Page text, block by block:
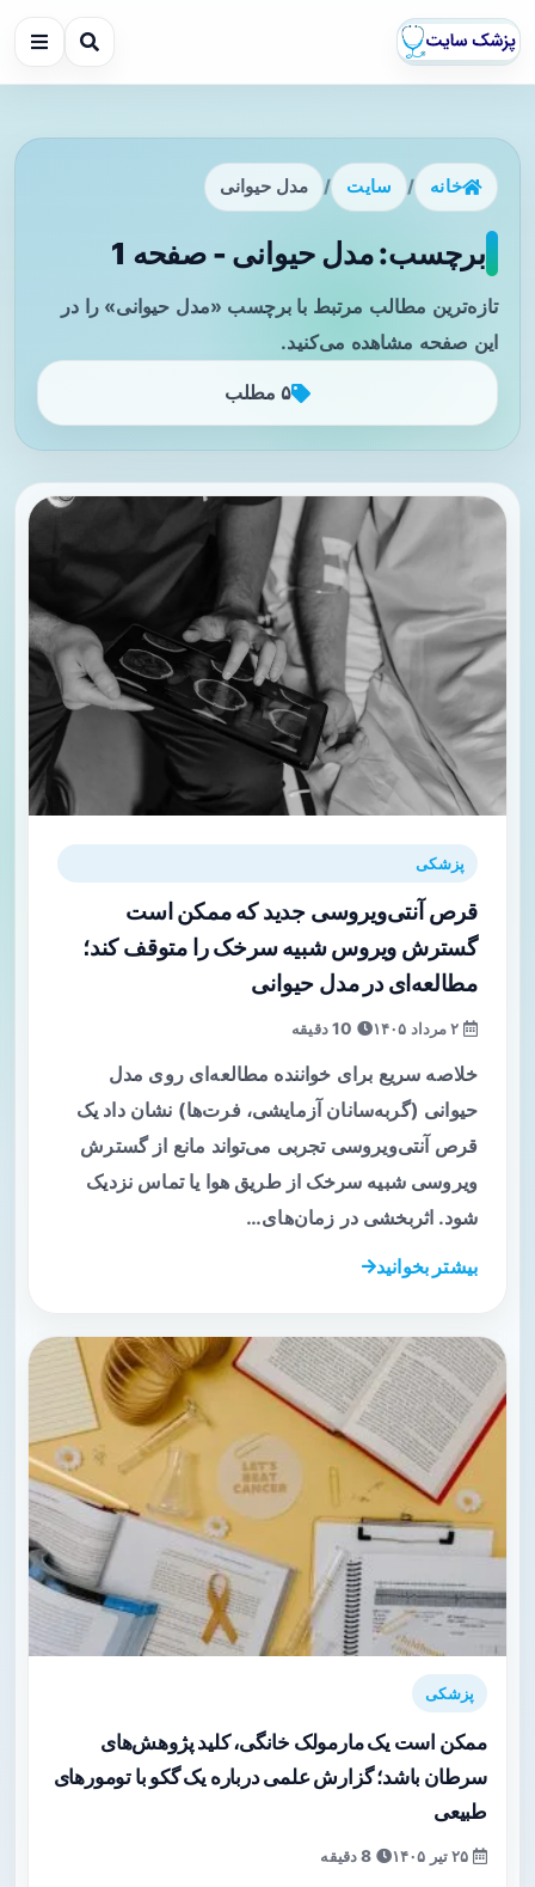
خانه / سایت / مدل حیوانی
برچسب: مدل حیوانی - صفحه 1
تازه‌ترین مطالب مرتبط با برچسب «مدل حیوانی» را در
این صفحه مشاهده می‌کنید.
۵ مطلب
پزشکی
قرص آنتی‌ویروسی جدید که ممکن است
گسترش ویروس شبیه سرخک را متوقف کند؛
مطالعه‌ای در مدل حیوانی
خلاصه سریع برای خواننده مطالعه‌ای روی مدل
حیوانی (گربه‌سانان آزمایشی، فرت‌ها) نشان داد یک
قرص آنتی‌ویروسی تجربی می‌تواند مانع از گسترش
ویروسی شبیه سرخک از طریق هوا یا تماس نزدیک
شود. اثربخشی در زمان‌های…
بیشتر بخوانید
پزشکی
ممکن است یک مارمولک خانگی، کلید پژوهش‌های
سرطان باشد؛ گزارش علمی درباره یک گکو با تومورهای
طبیعی